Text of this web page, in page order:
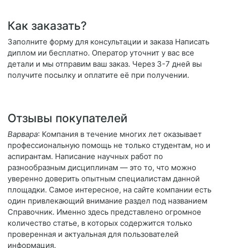
Как заказать?
Заполните форму для консультации и заказа Написать
диплом ии бесплатно. Оператор уточнит у вас все
детали и мы отправим ваш заказ. Через 3-7 дней вы
получите посылку и оплатите её при получении.
Отзывы покупателей
Варвара: Компания в течение многих лет оказывает
профессиональную помощь не только студентам, но и
аспирантам. Написание научных работ по
разнообразным дисциплинам — это то, что можно
уверенно доверить опытным специалистам данной
площадки. Самое интересное, на сайте компании есть
один привлекающий внимание раздел под названием
Справочник. Именно здесь представлено огромное
количество статье, в которых содержится только
проверенная и актуальная для пользователей
информация.